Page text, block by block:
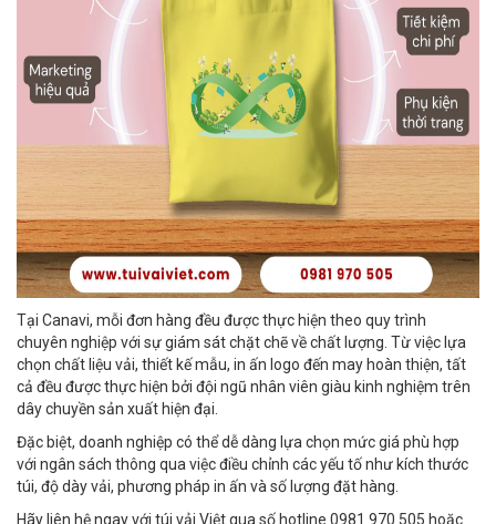
Tại Canavi, mỗi đơn hàng đều được thực hiện theo quy trình
chuyên nghiệp với sự giám sát chặt chẽ về chất lượng. Từ việc lựa
chọn chất liệu vải, thiết kế mẫu, in ấn logo đến may hoàn thiện, tất
cả đều được thực hiện bởi đội ngũ nhân viên giàu kinh nghiệm trên
dây chuyền sản xuất hiện đại.
Đặc biệt, doanh nghiệp có thể dễ dàng lựa chọn mức giá phù hợp
với ngân sách thông qua việc điều chỉnh các yếu tố như kích thước
túi, độ dày vải, phương pháp in ấn và số lượng đặt hàng.
Hãy liên hệ ngay với túi vải Việt qua số hotline 0981 970 505 hoặc